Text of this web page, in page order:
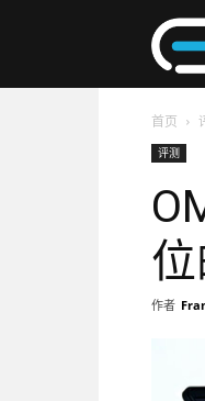
首页
评测
作者